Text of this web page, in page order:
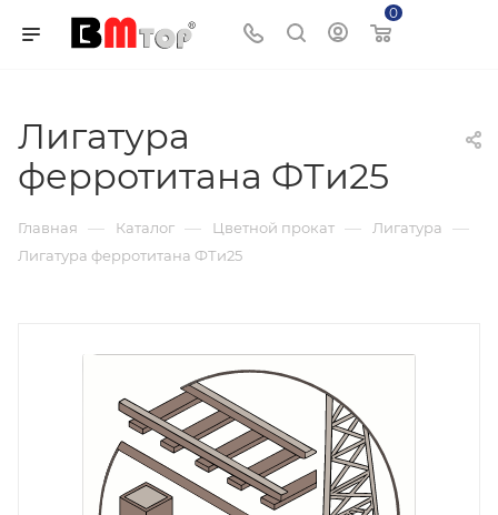
0
Лигатура
ферротитана ФТи25
Главная — Каталог — Цветной прокат — Лигатура —
Лигатура ферротитана ФТи25